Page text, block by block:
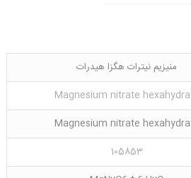
منیزیم نیترات هگزا هیدرات
Magnesium nitrate
Magnesium nitrate
105853